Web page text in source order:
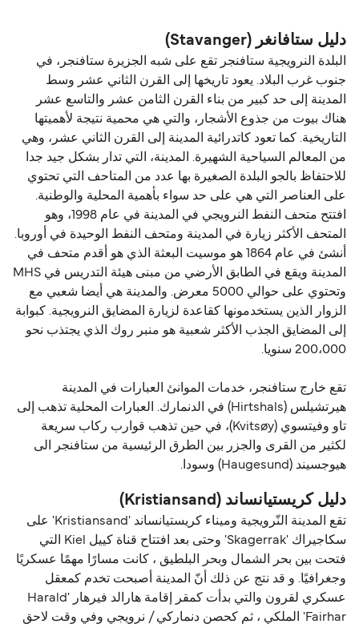
دليل ستافانغر (Stavanger)
البلدة النرويجية ستافنجر تقع على شبه الجزيرة ستافنجر، في
جنوب غرب البلاد. يعود تاريخها إلى القرن الثاني عشر وسط
المدينة إلى حد كبير من بناء القرن الثامن عشر والتاسع عشر
هناك بيوت من جذوع الأشجار، والتي هي محمية نتيجة لأهميتها
التاريخية. كما تعود كاتدرائية المدينة إلى القرن الثاني عشر، وهي
من المعالم السياحية الشهيرة. المدينة، التي تدار بشكل جيد جدا
للاحتفاظ بالجو البلدة الصغيرة بها عدد من المتاحف التي تحتوي
على العناصر التي هي على حد سواء بأهمية المحلية والوطنية.
افتتح متحف النفط النرويجي في المدينة في عام 1998، وهو
المتحف الأكثر زيارة في المدينة ومتحف النفط الوحيدة في أوروبا.
أنشئ في عام 1864 هو موسيت البعثة الذي هو أقدم متحف في
المدينة ويقع في الطابق الأرضي من مبنى هيئة التدريس في MHS
وتحتوي على حوالي 5000 معرض. والمدينة هي أيضا شعبي مع
الزوار الذين يستخدمونها كقاعدة لزيارة المضايق النرويجية. كبوابة
إلى المضايق الجذب الأكثر شعبية هو منبر روك الذي يجتذب نحو
200،000 سنويا.
تقع خارج ستافنجر، خدمات الموانئ العبارات في المدينة
هيرتشيلس (Hirtshals) في الدنمارك. العبارات المحلية تذهب إلى
تاو وفيتسوي (Kvitsøy)، في حين تذهب قوارب ركاب سريعة
لكثير من القرى والجزر بين الطرق الرئيسية من ستافنجر الى
هيوجسيند (Haugesund) وسودا.
دليل كريستيانساند (Kristiansand)
تقع المدينة النّرويجية وميناء كريستيانساند 'Kristiansand' على
سكاجيراك 'Skagerrak' وحتى بعد افتتاح قناة كييل Kiel التي
فتحت بين بحر الشمال وبحر البلطيق ، كانت مسارًا مهمًا عسكريًا
وجغرافيًا. و قد نتج عن ذلك أنّ المدينة أصبحت تخدم كمعقل
عسكري لقرون والتي بدأت كمقر إقامة هارالد فيرهار 'Harald
Fairhar' الملكي ، ثم كحصن دنماركي / نرويجي وفي وقت لاحق